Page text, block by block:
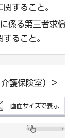
すること。
係る第三者求償
ること。
護保険室）＞
画面サイズで表示